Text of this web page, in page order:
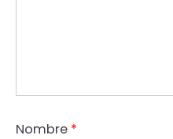
Nombre *